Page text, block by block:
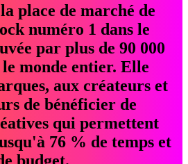
place de marché de
numéro 1 dans le
par plus de 90 000
monde entier. Elle
aux créateurs et
de bénéficier de
qui permettent
76 % de temps et